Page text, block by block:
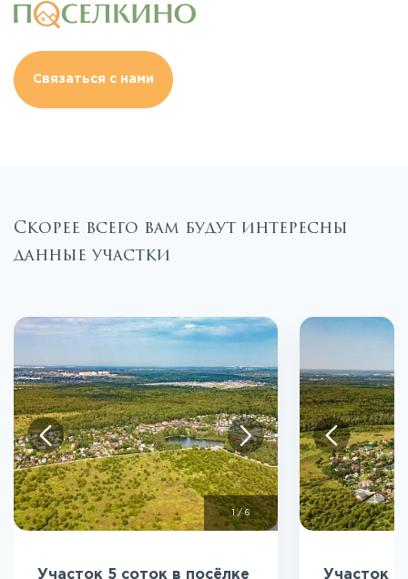
Связаться с нами
Скорее всего вам будут интересны
данные участки
1/6
Участок 5 соток в посёлке
Участок 6